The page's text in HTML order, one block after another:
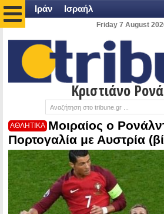
Ιράν Ισραήλ
Friday 7 August
Κριστιάνο
ΑΘΛΗΤΙΚΑ Μοιραίος ο
Πορτογαλία με Αυστρία